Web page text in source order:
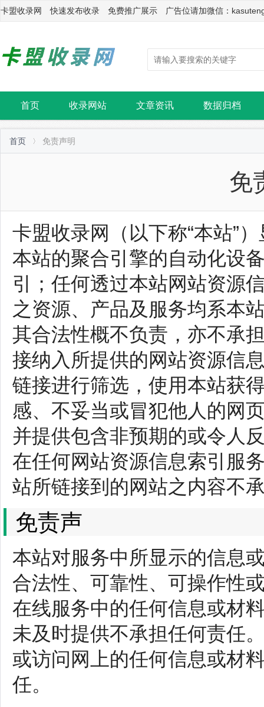
卡盟收录网 快速发布收录 免费推广展示 广告位请加微信：
首页 收录网站 文章资讯 数据归档
首页 免责声明
免
卡盟收录网（以下称“本站”
本站的聚合引擎的自动化设
引；任何透过本站网站资源
之资源、产品及服务均系本
其合法性概不负责，亦不承
接纳入所提供的网站资源信
链接进行筛选，使用本站获
感、不妥当或冒犯他人的网
并提供包含非预期的或令人
在任何网站资源信息索引服
站所链接到的网站之内容不
免责声
本站对服务中所显示的信息
合法性、可靠性、可操作性
在线服务中的任何信息或材
未及时提供不承担任何责任
或访问网上的任何信息或材
任。